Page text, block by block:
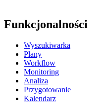
Funkcjonalności
Wyszukiwarka
Plany
Workflow
Monitoring
Analiza
Przygotowanie
Kalendarz